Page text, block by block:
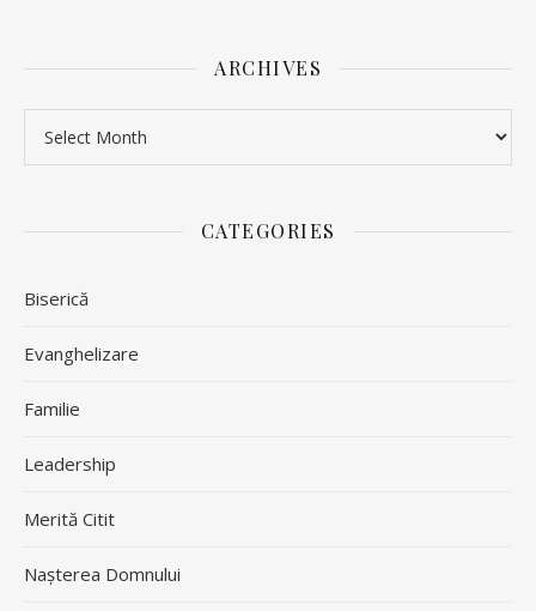
ARCHIVES
CATEGORIES
Biserică
Evanghelizare
Familie
Leadership
Merită Citit
Nașterea Domnului